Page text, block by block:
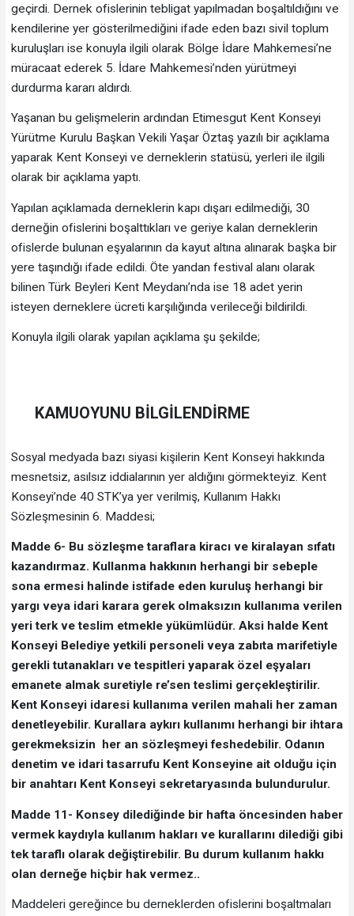
geçirdi. Dernek ofislerinin tebligat yapılmadan boşaltıldığını ve
kendilerine yer gösterilmediğini ifade eden bazı sivil toplum
kuruluşları ise konuyla ilgili olarak Bölge İdare Mahkemesi’ne
müracaat ederek 5. İdare Mahkemesi’nden yürütmeyi
durdurma kararı aldırdı.
Yaşanan bu gelişmelerin ardından Etimesgut Kent Konseyi
Yürütme Kurulu Başkan Vekili Yaşar Öztaş yazılı bir açıklama
yaparak Kent Konseyi ve derneklerin statüsü, yerleri ile ilgili
olarak bir açıklama yaptı.
Yapılan açıklamada derneklerin kapı dışarı edilmediği, 30
derneğin ofislerini boşalttıkları ve geriye kalan derneklerin
ofislerde bulunan eşyalarının da kayut altına alınarak başka bir
yere taşındığı ifade edildi. Öte yandan festival alanı olarak
bilinen Türk Beyleri Kent Meydanı’nda ise 18 adet yerin
isteyen derneklere ücreti karşılığında verileceği bildirildi.
Konuyla ilgili olarak yapılan açıklama şu şekilde;
KAMUOYUNU BİLGİLENDİRME
Sosyal medyada bazı siyasi kişilerin Kent Konseyi hakkında
mesnetsiz, asılsız iddialarının yer aldığını görmekteyiz. Kent
Konseyi’nde 40 STK’ya yer verilmiş, Kullanım Hakkı
Sözleşmesinin 6. Maddesi;
Madde 6- Bu sözleşme taraflara kiracı ve kiralayan sıfatı
kazandırmaz. Kullanma hakkının herhangi bir sebeple
sona ermesi halinde istifade eden kuruluş herhangi bir
yargı veya idari karara gerek olmaksızın kullanıma verilen
yeri terk ve teslim etmekle yükümlüdür. Aksi halde Kent
Konseyi Belediye yetkili personeli veya zabıta marifetiyle
gerekli tutanakları ve tespitleri yaparak özel eşyaları
emanete almak suretiyle re’sen teslimi gerçekleştirilir.
Kent Konseyi idaresi kullanıma verilen mahali her zaman
denetleyebilir. Kurallara aykırı kullanımı herhangi bir ihtara
gerekmeksizin her an sözleşmeyi feshedebilir. Odanın
denetim ve idari tasarrufu Kent Konseyine ait olduğu için
bir anahtarı Kent Konseyi sekretaryasında bulundurulur.
Madde 11- Konsey dilediğinde bir hafta öncesinden haber
vermek kaydıyla kullanım hakları ve kurallarını dilediği gibi
tek taraflı olarak değiştirebilir. Bu durum kullanım hakkı
olan derneğe hiçbir hak vermez..
Maddeleri gereğince bu derneklerden ofislerini boşaltmaları